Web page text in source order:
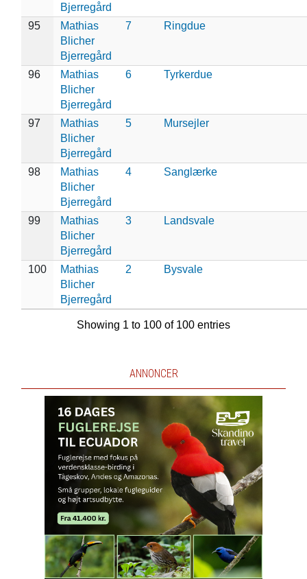
Bjerregård
95
Mathias
Blicher
Bjerregård
7 Ringdue
96
Mathias
Blicher
Bjerregård
6 Tyrkerdue
97
Mathias
Blicher
Bjerregård
5 Mursejler
98
Mathias
Blicher
Bjerregård
4 Sanglærke
99
Mathias
Blicher
Bjerregård
3 Landsvale
100
Mathias
Blicher
Bjerregård
2 Bysvale
Showing 1 to 100 of 100 entries
ANNONCER